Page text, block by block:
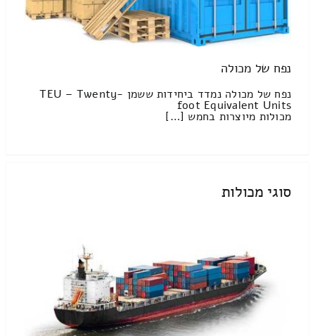
נפח של מכולה
נפח של מכולה נמדד ביחידות ששמן TEU – Twenty-
foot Equivalent Units
מכולות מיוצרות בחמש […]
סוגי מכולות